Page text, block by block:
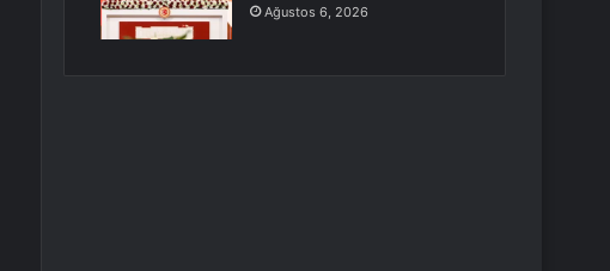
Ağustos 6, 2026